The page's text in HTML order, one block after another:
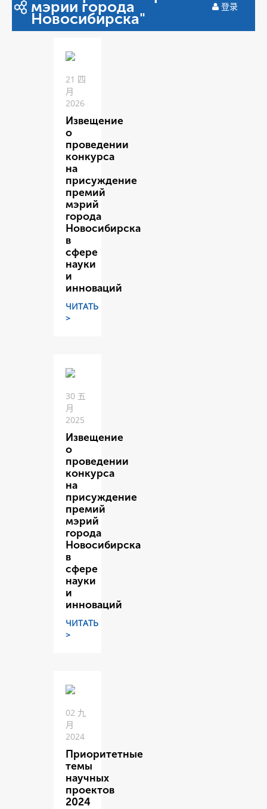
мэрии города
Новосибирска"
登录
21 四
月
2026
Извещение
о
проведении
конкурса
на
присуждение
премий
мэрий
города
Новосибирска
в
сфере
науки
и
инноваций
ЧИТАТЬ
>
30 五
月
2025
Извещение
о
проведении
конкурса
на
присуждение
премий
мэрий
города
Новосибирска
в
сфере
науки
и
инноваций
ЧИТАТЬ
>
02 九
月
2024
Приоритетные
темы
научных
проектов
2024